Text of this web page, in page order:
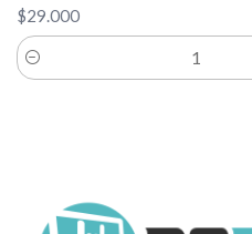
$29.000
Cantidad